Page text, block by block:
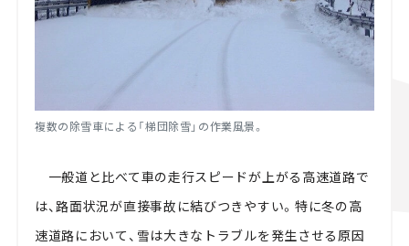
複数の除雪車による「梯団除雪」の作業風景。
一般道と比べて車の走行スピードが上がる高速道路で
は、路面状況が直接事故に結びつきやすい。特に冬の高
速道路において、雪は大きなトラブルを発生させる原因